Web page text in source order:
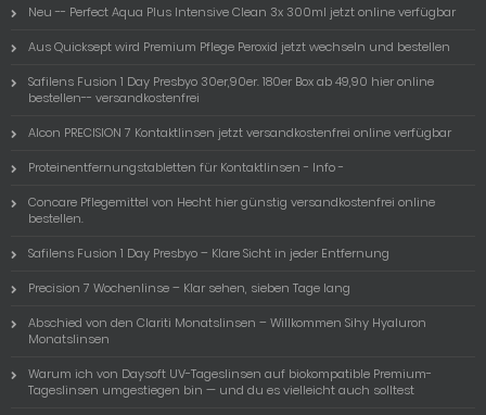
Neu -- Perfect Aqua Plus Intensive Clean 3x 300ml jetzt online verfügbar
Aus Quicksept wird Premium Pflege Peroxid jetzt wechseln und bestellen
Safilens Fusion 1 Day Presbyo 30er,90er. 180er Box ab 49,90 hier online
bestellen-- versandkostenfrei
Alcon PRECISION 7 Kontaktlinsen jetzt versandkostenfrei online verfügbar
Proteinentfernungstabletten für Kontaktlinsen - Info -
Concare Pflegemittel von Hecht hier günstig versandkostenfrei online
bestellen.
Safilens Fusion 1 Day Presbyo – Klare Sicht in jeder Entfernung
Precision 7 Wochenlinse – Klar sehen, sieben Tage lang
Abschied von den Clariti Monatslinsen – Willkommen Sihy Hyaluron
Monatslinsen
Warum ich von Daysoft UV-Tageslinsen auf biokompatible Premium-
Tageslinsen umgestiegen bin — und du es vielleicht auch solltest